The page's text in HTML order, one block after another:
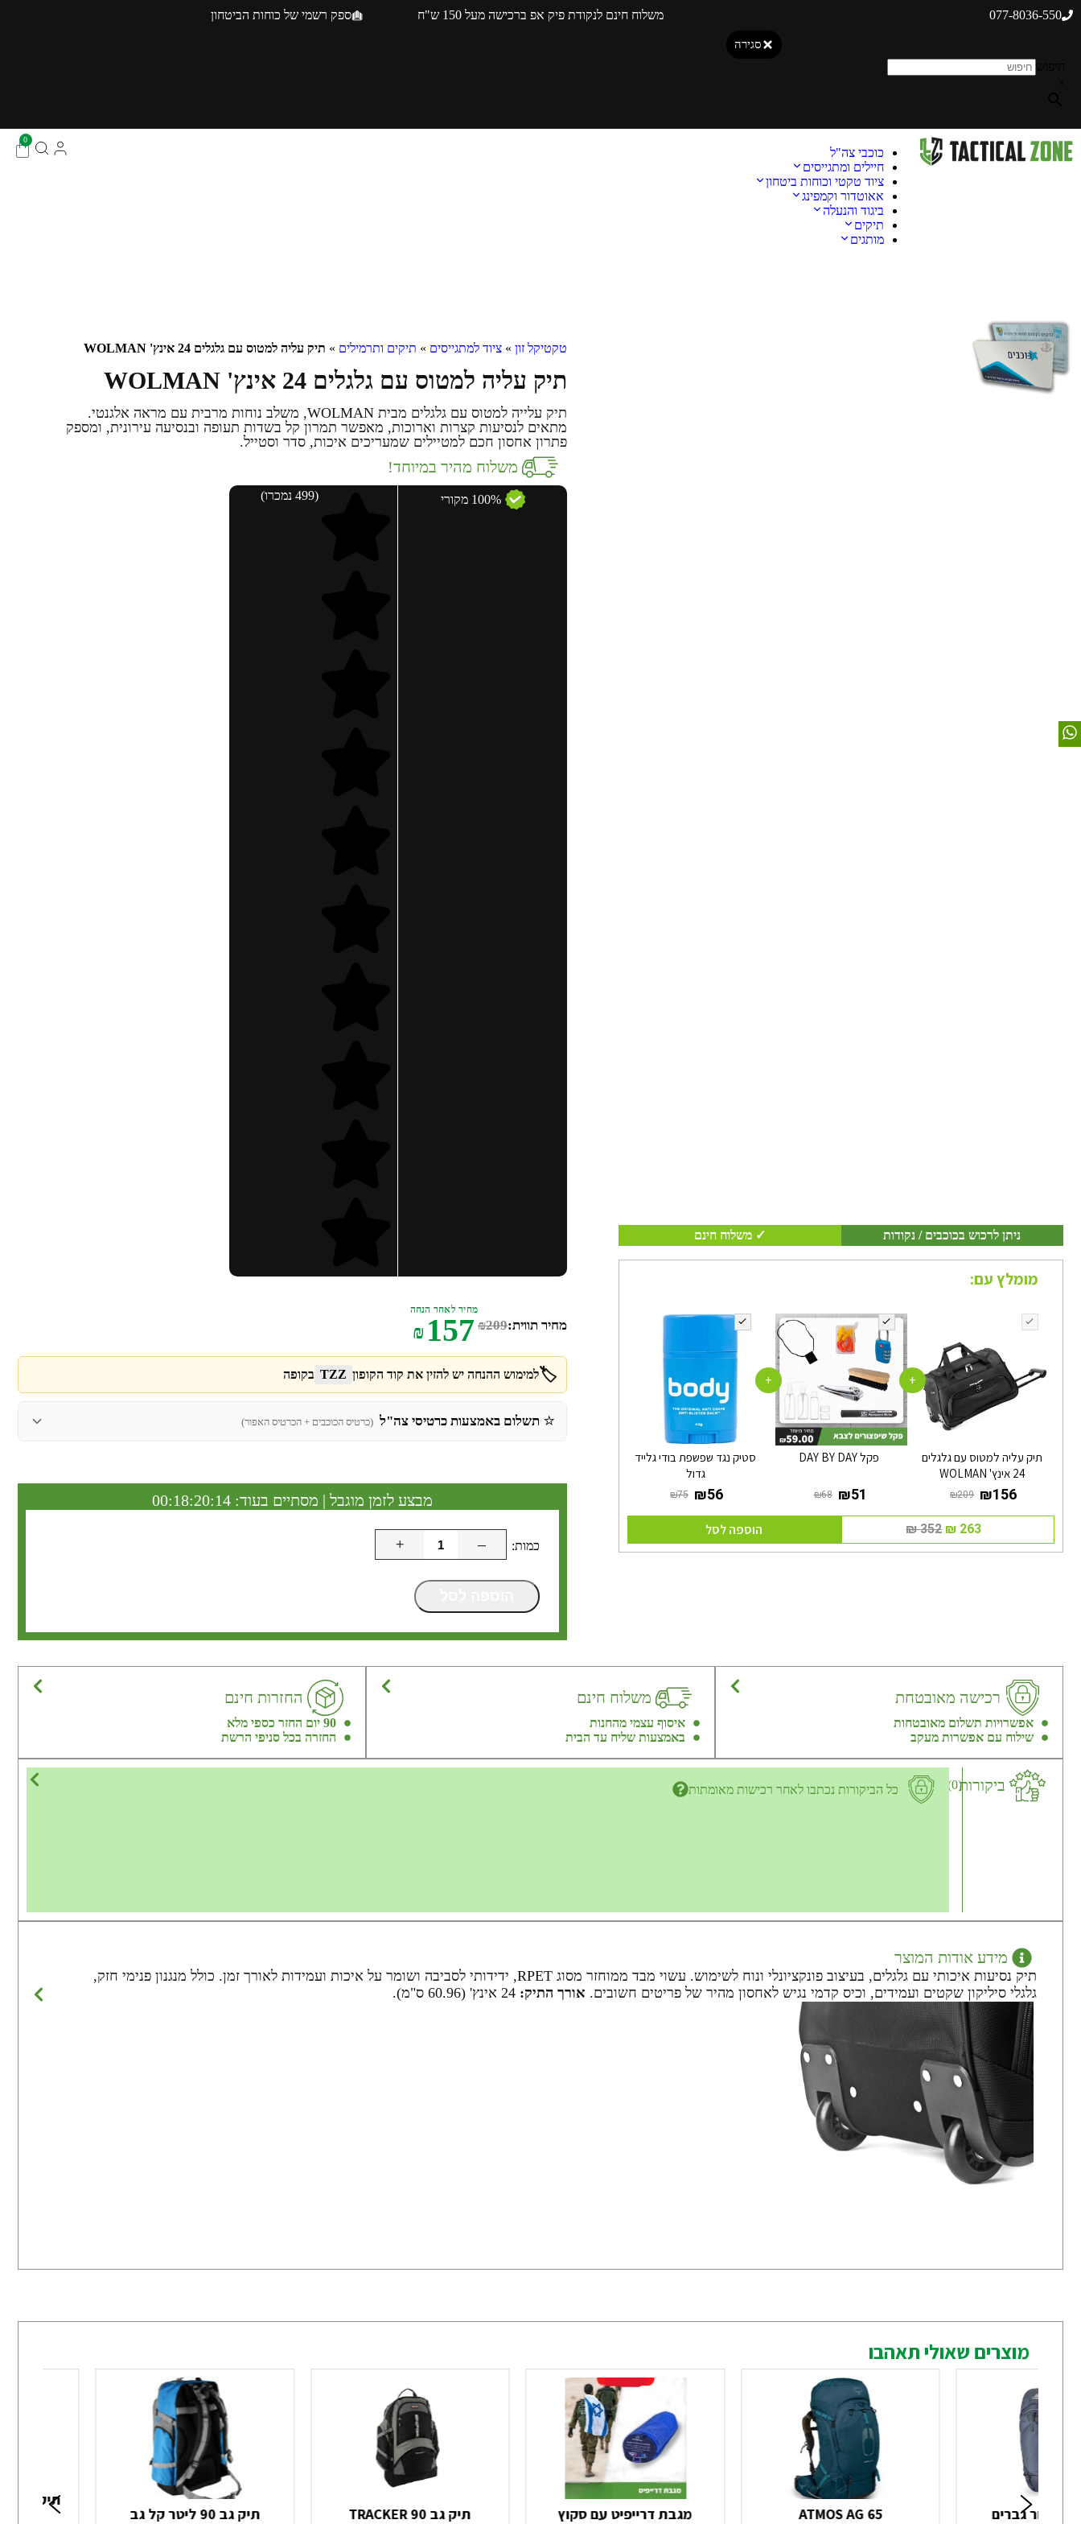
077-8036-550 משלוח חינם לנקודת פיק אפ ברכישה מעל 150 ש"ח ספק רשמי של כוחות הביטחון
סגירה
כוכבי צה"ל
חיילים ומתגייסים
ציוד טקטי וכוחות ביטחון
אאוטדור וקמפינג
ביגוד והנעלה
תיקים
מותגים
0
ניתן לרכוש בכוכבים / נקודות ✓ משלוח חינם
מומלץ עם:
תיק עליה למטוס עם גלגלים
24 אינץ' WOLMAN
‏209 ₪
+
פקל DAY BY DAY
‏68 ₪
+
סטיק נגד שפשפת בודי גלייד
גדול
‏352 ₪ הוספה לסל
טקטיקל זון » ציוד למתגייסים » תיקים ותרמילים » תיק עליה למטוס עם גלגלים 24 אינץ' WOLMAN
תיק עליה למטוס עם גלגלים 24 אינץ' WOLMAN
תיק עלייה למטוס עם גלגלים מבית WOLMAN, משלב נוחות מרבית עם מראה אלגנטי.
מתאים לנסיעות קצרות וארוכות, מאפשר תמרון קל בשדות תעופה ובנסיעה עירונית, ומספק
פתרון אחסון חכם למטיילים שמעריכים איכות, סדר וסטייל.
משלוח מהיר במיוחד!
100% מקורי (499 נמכרו)
מחיר תווית: ₪209
מחיר לאחר הנחה
₪ 157
🏷️למימוש ההנחה יש להזין את קוד הקופון TZZ בקופה
⭐ תשלום באמצעות כרטיסי צה"ל (כרטיס הכוכבים + הכרטיס האפור)
מבצע לזמן מוגבל | מסתיים בעוד: 00:18:20:13
–
+
רכישה מאובטחת
אפשרויות תשלום מאובטחות
שילוח עם אפשרות מעקב
משלוח חינם
איסוף עצמי מהחנות
באמצעות שליח עד הבית
החזרות חינם
90 יום החזר כספי מלא
החזרה בכל סניפי הרשת
ביקורות(0) כל הביקורות נכתבו לאחר רכישות מאומתות
מידע אודות המוצר
תיק נסיעות איכותי עם גלגלים, בעיצוב פונקציונלי ונוח לשימוש. עשוי מבד ממוחזר מסוג RPET, ידידותי לסביבה ושומר על איכות ועמידות לאורך זמן. כולל מנגנון פנימי חזק,
גלגלי סיליקון שקטים ועמידים, וכיס קדמי נגיש לאחסון מהיר של פריטים חשובים. אורך התיק:
מוצרים שאולי תאהבו
ATMOS AG 65 מגבת דרייפיט עם סקוץ תיק גב TRACKER 90 תיק גב 90 ליטר קל גב
תיק עליה